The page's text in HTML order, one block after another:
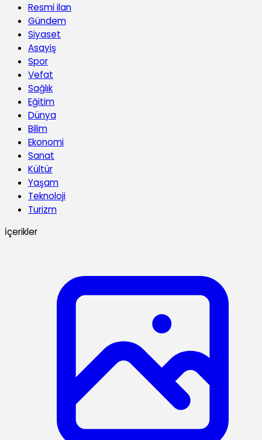
Resmi ilan
Gündem
Siyaset
Asayiş
Spor
Vefat
Sağlık
Eğitim
Dünya
Bilim
Ekonomi
Sanat
Kültür
Yaşam
Teknoloji
Turizm
İçerikler